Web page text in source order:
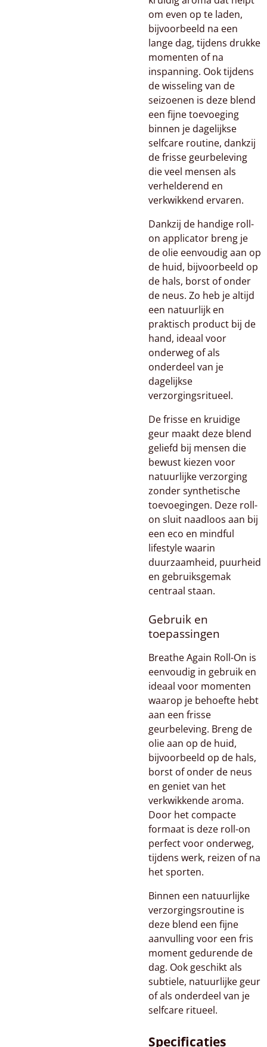
om even op te laden,
bijvoorbeeld na een
lange dag, tijdens drukke
momenten of na
inspanning. Ook tijdens
de wisseling van de
seizoenen is deze blend
een fijne toevoeging
binnen je dagelijkse
selfcare routine, dankzij
de frisse geurbeleving
die veel mensen als
verhelderend en
verkwikkend ervaren.
Dankzij de handige roll-
on applicator breng je
de olie eenvoudig aan op
de huid, bijvoorbeeld op
de hals, borst of onder
de neus. Zo heb je altijd
een natuurlijk en
praktisch product bij de
hand, ideaal voor
onderweg of als
onderdeel van je
dagelijkse
verzorgingsritueel.
De frisse en kruidige
geur maakt deze blend
geliefd bij mensen die
bewust kiezen voor
natuurlijke verzorging
zonder synthetische
toevoegingen. Deze roll-
on sluit naadloos aan bij
een eco en mindful
lifestyle waarin
duurzaamheid, puurheid
en gebruiksgemak
centraal staan.
Gebruik en
toepassingen
Breathe Again Roll-On is
eenvoudig in gebruik en
ideaal voor momenten
waarop je behoefte hebt
aan een frisse
geurbeleving. Breng de
olie aan op de huid,
bijvoorbeeld op de hals,
borst of onder de neus
en geniet van het
verkwikkende aroma.
Door het compacte
formaat is deze roll-on
perfect voor onderweg,
tijdens werk, reizen of na
het sporten.
Binnen een natuurlijke
verzorgingsroutine is
deze blend een fijne
aanvulling voor een fris
moment gedurende de
dag. Ook geschikt als
subtiele, natuurlijke geur
of als onderdeel van je
selfcare ritueel.
Specificaties